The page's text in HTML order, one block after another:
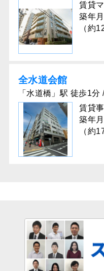
賃貸
築年
（約
全水道会館
「水道橋」駅 徒歩1
賃貸
築年
（約